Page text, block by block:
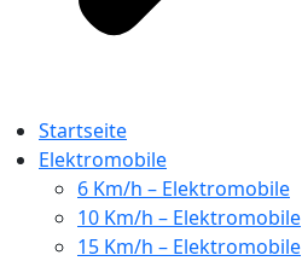
Startseite
Elektromobile
6 Km/h – Elektromobile
10 Km/h – Elektromobile
15 Km/h – Elektromobile